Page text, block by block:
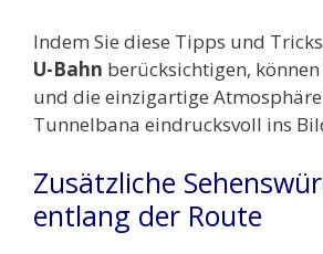
Indem Sie diese Tipps und
U-Bahn berücksichtigen, können
und die einzigartige
Tunnelbana eindrucksvoll ins
Zusätzliche
entlang der Route